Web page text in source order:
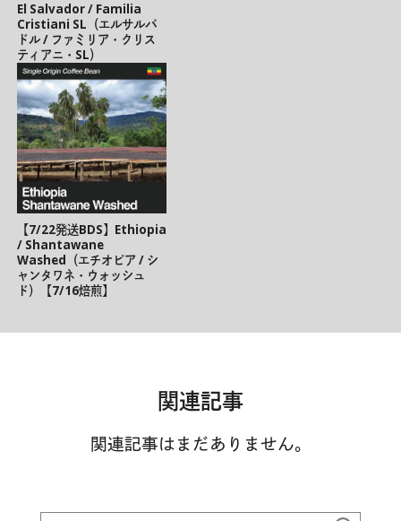
El Salvador / Familia
Cristiani SL（エルサルバ
ドル / ファミリア・クリス
ティアニ・SL）
【7/22発送BDS】Ethiopia
/ Shantawane
Washed（エチオピア / シ
ャンタワネ・ウォッシュ
ド）【7/16焙煎】
関連記事
関連記事はまだありません。